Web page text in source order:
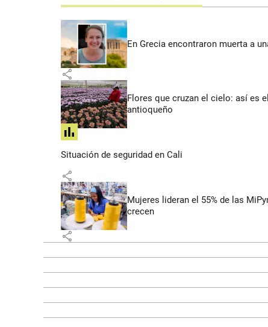
En Grecia encontraron muerta a
share
Flores que cruzan el cielo: así es
antioqueño
share
Situación de seguridad en Cali
share
Mujeres lideran el 55% de las
crecen
share